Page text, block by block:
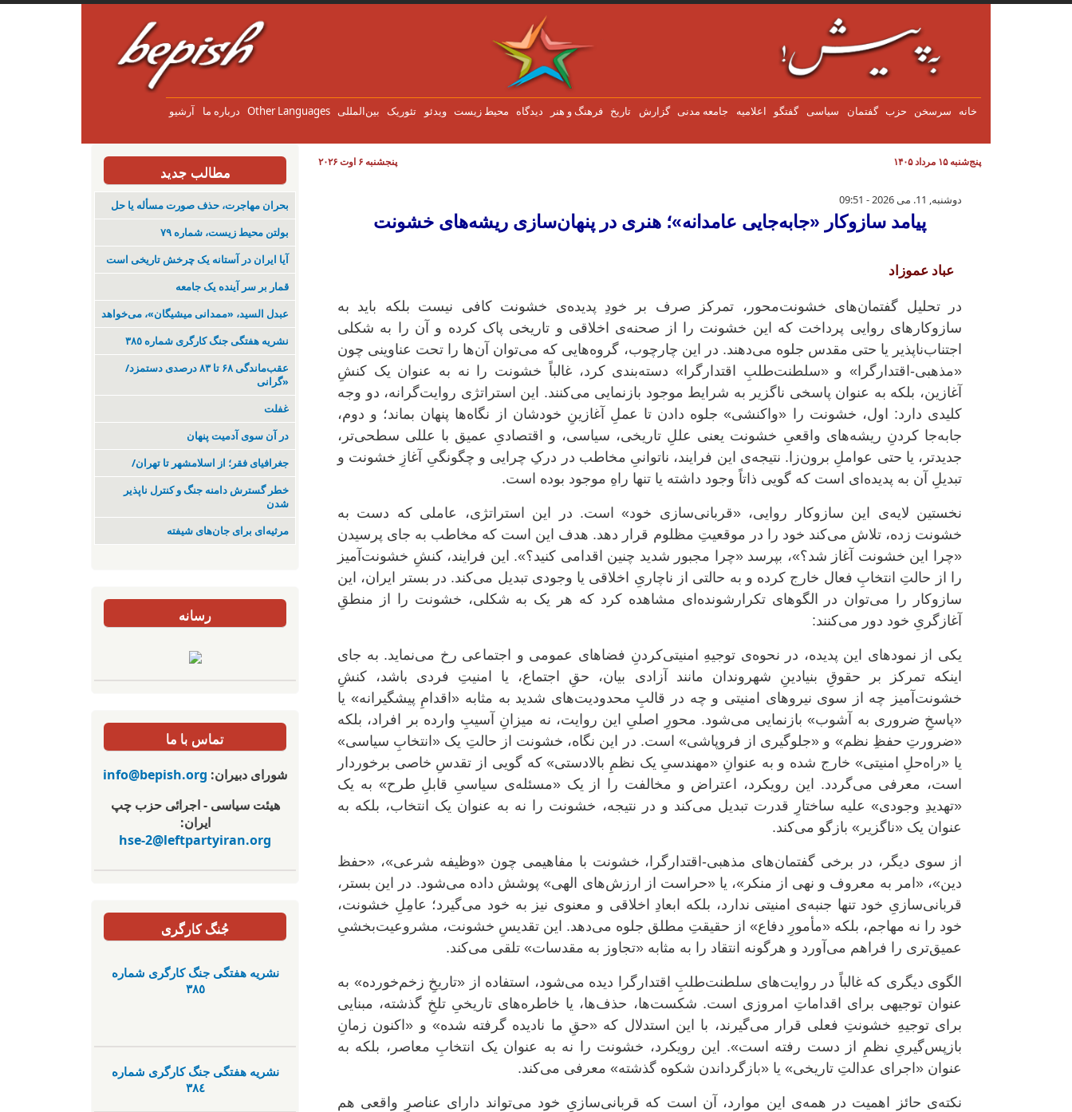
خانه سرسخن حزب گفتمان سياسی گفتگو اعلاميه جامعه مدنی گزارش تاریخ فرهنگ و هنر دیدگاه محیط زیست ویدئو تئوریک بین‌المللی Other Languages درباره ما آرشیو
پنجشنبه ۶ اوت ۲۰۲۶ پنج‌شنبه ۱۵ مرداد ۱۴۰۵
پیامد سازوکار «جابه‌جایی عامدانه»؛ هنری در پنهان‌سازی ریشه‌های خشونت
دوشنبه, 11. می 2026 - 09:51
پیامد سازوکار «جابه‌جایی عامدانه»؛ هنری در پنهان‌سازی ریشه‌های خشونت
عباد عموزاد
در تحلیل گفتمان‌های خشونت‌محور، تمرکز صرف بر خودِ پدیده‌ی خشونت کافی نیست بلکه باید به
سازوکارهای روایی پرداخت که این خشونت را از صحنه‌ی اخلاقی و تاریخی پاک کرده و آن را به شکلی
اجتناب‌ناپذیر یا حتی مقدس جلوه می‌دهند. در این چارچوب، گروه‌هایی که می‌توان آن‌ها را تحت عناوینی چون
«مذهبی-اقتدارگرا» و «سلطنت‌طلبِ اقتدارگرا» دسته‌بندی کرد، غالباً خشونت را نه به عنوان یک کنشِ
آغازین، بلکه به عنوان پاسخی ناگزیر به شرایط موجود بازنمایی می‌کنند. این استراتژی روایت‌گرانه، دو وجه
کلیدی دارد: اول، خشونت را «واکنشی» جلوه دادن تا عملِ آغازینِ خودشان از نگاه‌ها پنهان بماند؛ و دوم،
جابه‌جا کردنِ ریشه‌های واقعیِ خشونت یعنی عللِ تاریخی، سیاسی، و اقتصادیِ عمیق با عللی سطحی‌تر،
جدیدتر، یا حتی عواملِ برون‌زا. نتیجه‌ی این فرایند، ناتوانیِ مخاطب در درکِ چرایی و چگونگیِ آغازِ خشونت و
تبدیلِ آن به پدیده‌ای است که گویی ذاتاً وجود داشته یا تنها راهِ موجود بوده است.
نخستین لایه‌ی این سازوکار روایی، «قربانی‌سازی خود» است. در این استراتژی، عاملی که دست به
خشونت زده، تلاش می‌کند خود را در موقعیتِ مظلوم قرار دهد. هدف این است که مخاطب به جای پرسیدن
«چرا این خشونت آغاز شد؟»، بپرسد «چرا مجبور شدید چنین اقدامی کنید؟». این فرایند، کنشِ خشونت‌آمیز
را از حالتِ انتخابِ فعال خارج کرده و به حالتی از ناچاریِ اخلاقی یا وجودی تبدیل می‌کند. در بستر ایران، این
سازوکار را می‌توان در الگوهای تکرارشونده‌ای مشاهده کرد که هر یک به شکلی، خشونت را از منطقِ
آغازگریِ خود دور می‌کنند:
یکی از نمودهای این پدیده، در نحوه‌ی توجیهِ امنیتی‌کردنِ فضاهای عمومی و اجتماعی رخ می‌نماید. به جای
اینکه تمرکز بر حقوقِ بنیادینِ شهروندان مانند آزادی بیان، حقِ اجتماع، یا امنیتِ فردی باشد، کنشِ
خشونت‌آمیز چه از سوی نیروهای امنیتی و چه در قالبِ محدودیت‌های شدید به مثابه «اقدامِ پیشگیرانه» یا
«پاسخِ ضروری به آشوب» بازنمایی می‌شود. محورِ اصلیِ این روایت، نه میزانِ آسیبِ وارده بر افراد، بلکه
«ضرورتِ حفظِ نظم» و «جلوگیری از فروپاشی» است. در این نگاه، خشونت از حالتِ یک «انتخابِ سیاسی»
یا «راه‌حلِ امنیتی» خارج شده و به عنوانِ «مهندسیِ یک نظمِ بالادستی» که گویی از تقدسِ خاصی برخوردار
است، معرفی می‌گردد. این رویکرد، اعتراض و مخالفت را از یک «مسئله‌ی سیاسیِ قابلِ طرح» به یک
«تهدیدِ وجودی» علیه ساختارِ قدرت تبدیل می‌کند و در نتیجه، خشونت را نه به عنوان یک انتخاب، بلکه به
عنوان یک «ناگزیر» بازگو می‌کند.
از سوی دیگر، در برخی گفتمان‌های مذهبی-اقتدارگرا، خشونت با مفاهیمی چون «وظیفه شرعی»، «حفظ
دین»، «امر به معروف و نهی از منکر»، یا «حراست از ارزش‌های الهی» پوشش داده می‌شود. در این بستر،
قربانی‌سازیِ خود تنها جنبه‌ی امنیتی ندارد، بلکه ابعادِ اخلاقی و معنوی نیز به خود می‌گیرد؛ عامِلِ خشونت،
خود را نه مهاجم، بلکه «مأمورِ دفاع» از حقیقتِ مطلق جلوه می‌دهد. این تقدیسِ خشونت، مشروعیت‌بخشیِ
عمیق‌تری را فراهم می‌آورد و هرگونه انتقاد را به مثابه «تجاوز به مقدسات» تلقی می‌کند.
الگوی دیگری که غالباً در روایت‌های سلطنت‌طلبِ اقتدارگرا دیده می‌شود، استفاده از «تاریخِ زخم‌خورده» به
عنوان توجیهی برای اقداماتِ امروزی است. شکست‌ها، حذف‌ها، یا خاطره‌های تاریخیِ تلخِ گذشته، مبنایی
برای توجیهِ خشونتِ فعلی قرار می‌گیرند، با این استدلال که «حقِ ما نادیده گرفته شده» و «اکنون زمانِ
بازپس‌گیریِ نظمِ از دست رفته است». این رویکرد، خشونت را نه به عنوان یک انتخابِ معاصر، بلکه به
عنوان «اجرای عدالتِ تاریخی» یا «بازگرداندن شکوه گذشته» معرفی می‌کند.
نکته‌ی حائز اهمیت در همه‌ی این موارد، آن است که قربانی‌سازیِ خود می‌تواند دارای عناصرِ واقعی هم
مطالب جدید
بحران مهاجرت‌، حذف صورت مسأله یا حل
بولتن محیط زیست، شماره ۷۹
آیا ایران در آستانه یک چرخش تاریخی است
قمار بر سر آینده یک جامعه
عبدل السید، «ممدانی میشیگان»، می‌خواهد
نشریە هفتگی جنگ کارگری شمارە ٣٨٥
عقب‌ماندگی ۶۸ تا ۸۳ درصدی دستمزد/
«گرانی
غفلت
در آن سوی آدمیت پنهان
جغرافیای فقر؛ از اسلامشهر تا تهران/
خطر گسترش دامنه جنگ و کنترل ناپذیر
شدن
مرثیه‌ای برای جان‌های شیفته
رسانه
تماس با ما
شورای دبیران: info@bepish.org
هیئت سیاسی - اجرائی حزب چپ
ایران:
hse-2@leftpartyiran.org
جُنگ کارگری
نشریە هفتگی جنگ کارگری شمارە
٣٨٥
نشریە هفتگی جنگ کارگری شمارە
٣٨٤